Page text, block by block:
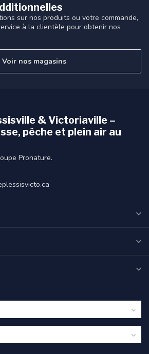
sur nos produits ou votre commande,
à la clientèle pour obtenir nos
Voir nos magasins
& Victoriaville –
pêche et plein air au
Pronature.